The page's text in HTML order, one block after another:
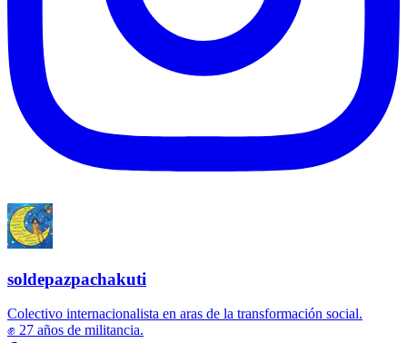
soldepazpachakuti
Colectivo internacionalista en aras de la transformación social.
✊ 27 años de militancia.